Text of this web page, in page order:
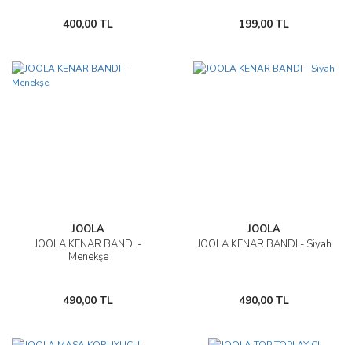
400,00 TL 199,00 TL
JOOLA
JOOLA KENAR BANDI -
Menekşe
490,00 TL
JOOLA
JOOLA KENAR BANDI - Siyah
490,00 TL